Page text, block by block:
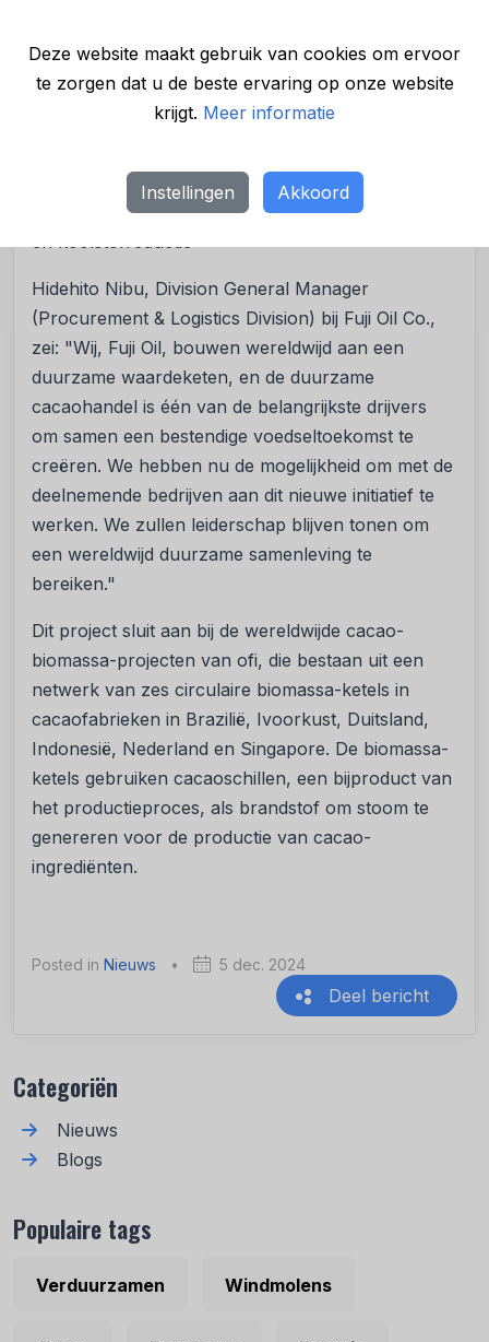
Deze website maakt gebruik van cookies om ervoor
te zorgen dat u de beste ervaring op onze website
krijgt. Meer informatie
Instellingen Akkoord
competitieve gebieden. Wij streven ernaar de
chocolade-industrie in Japan en Azië te blijven
leiden met onze duurzaamheidsinspanningen."
project te implementeren tijdens het oogstseizoen
van 2024/25 en de impact op de bodemgezondheid
en koolstofreductie
Hidehito Nibu, Division General Manager
(Procurement & Logistics Division) bij Fuji Oil Co.,
zei: "Wij, Fuji Oil, bouwen wereldwijd aan een
duurzame waardeketen, en de duurzame
cacaohandel is één van de belangrijkste drijvers
om samen een bestendige voedseltoekomst te
creëren. We hebben nu de mogelijkheid om met de
deelnemende bedrijven aan dit nieuwe initiatief te
werken. We zullen leiderschap blijven tonen om
een wereldwijd duurzame samenleving te
bereiken."
Dit project sluit aan bij de wereldwijde cacao-
biomassa-projecten van ofi, die bestaan uit een
netwerk van zes circulaire biomassa-ketels in
cacaofabrieken in Brazilië, Ivoorkust, Duitsland,
Indonesië, Nederland en Singapore. De biomassa-
ketels gebruiken cacaoschillen, een bijproduct van
het productieproces, als brandstof om stoom te
genereren voor de productie van cacao-
ingrediënten.
Posted in Nieuws • 5 dec. 2024
Deel bericht
Categoriën
Nieuws
Blogs
Populaire tags
Verduurzamen Windmolens